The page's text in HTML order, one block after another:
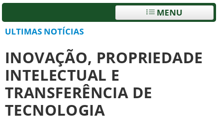
MENU
ULTIMAS NOTÍCIAS
INOVAÇÃO, PROPRIEDADE
INTELECTUAL E
TRANSFERÊNCIA DE
TECNOLOGIA